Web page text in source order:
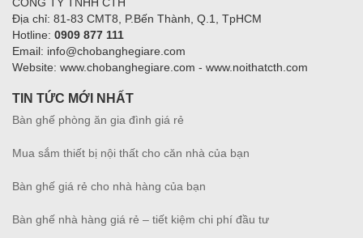
CÔNG TY TNHH CTH
Địa chỉ: 81-83 CMT8, P.Bến Thành, Q.1, TpHCM
Hotline: 0909 877 111
Email: info@chobanghegiare.com
Website: www.chobanghegiare.com - www.noithatcth.com
TIN TỨC MỚI NHẤT
Bàn ghế phòng ăn gia đình giá rẻ
Mua sắm thiết bị nội thất cho căn nhà của bạn
Bàn ghế giá rẻ cho nhà hàng của bạn
Bàn ghế nhà hàng giá rẻ – tiết kiệm chi phí đầu tư